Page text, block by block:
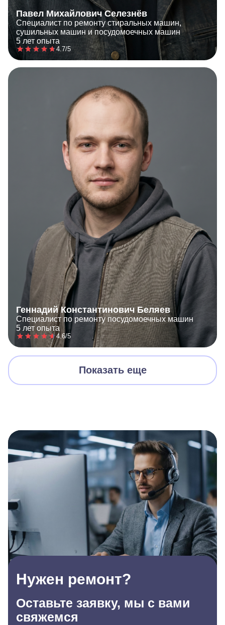
Павел Михайлович Селезнёв
Специалист по ремонту стиральных машин,
сушильных машин и посудомоечных машин
5 лет опыта
4.7/5
Геннадий Константинович Беляев
Специалист по ремонту посудомоечных машин
5 лет опыта
4.6/5
Показать еще
Нужен ремонт?
Оставьте заявку, мы с вами
свяжемся